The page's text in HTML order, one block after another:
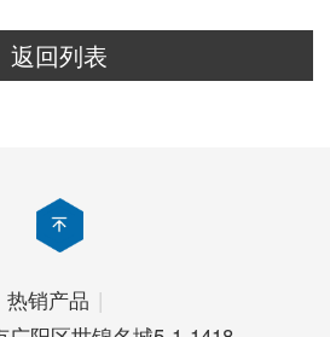
返回列表
热销产品 |